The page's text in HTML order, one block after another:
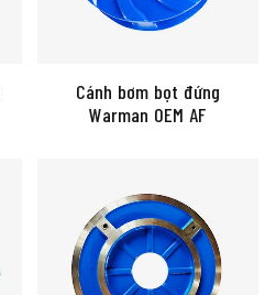
Cánh bơm bọt đứng
Warman OEM AF